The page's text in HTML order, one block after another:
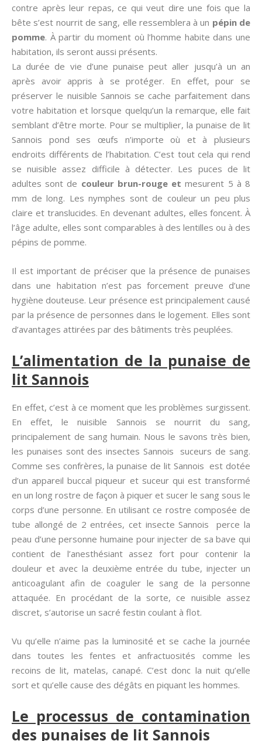
contre après leur repas, ce qui veut dire une fois que la
bête s’est nourrit de sang, elle ressemblera à un pépin de
pomme. À partir du moment où l’homme habite dans une
habitation, ils seront aussi présents.
La durée de vie d’une punaise peut aller jusqu’à un an
après avoir appris à se protéger. En effet, pour se
préserver le nuisible Sannois se cache parfaitement dans
votre habitation et lorsque quelqu’un la remarque, elle fait
semblant d’être morte. Pour se multiplier, la punaise de lit
Sannois pond ses œufs n’importe où et à plusieurs
endroits différents de l’habitation. C’est tout cela qui rend
se nuisible assez difficile à détecter. Les puces de lit
adultes sont de couleur brun-rouge etmesurent 5 à 8
mm de long. Les nymphes sont de couleur un peu plus
claire et translucides. En devenant adultes, elles foncent. À
l’âge adulte, elles sont comparables à des lentilles ou à des
pépins de pomme.
Il est important de préciser que la présence de punaises
dans une habitation n’est pas forcement preuve d’une
hygiène douteuse. Leur présence est principalement causé
par la présence de personnes dans le logement. Elles sont
d’avantages attirées par des bâtiments très peuplées.
L’alimentation de la punaise de
lit Sannois
En effet, c’est à ce moment que les problèmes surgissent.
En effet, le nuisible Sannois se nourrit du sang,
principalement de sang humain. Nous le savons très bien,
les punaises sont des insectes Sannois suceurs de sang.
Comme ses confrères, la punaise de lit Sannois est dotée
d’un appareil buccal piqueur et suceur qui est transformé
en un long rostre de façon à piquer et sucer le sang sous le
corps d’une personne. En utilisant ce rostre composée de
tube allongé de 2 entrées, cet insecte Sannois perce la
peau d’une personne humaine pour injecter de sa bave qui
contient de l’anesthésiant assez fort pour contenir la
douleur et avec la deuxième entrée du tube, injecter un
anticoagulant afin de coaguler le sang de la personne
attaquée. En procédant de la sorte, ce nuisible assez
discret, s’autorise un sacré festin coulant à flot.
Vu qu’elle n’aime pas la luminosité et se cache la journée
dans toutes les fentes et anfractuosités comme les
recoins de lit, matelas, canapé. C’est donc la nuit qu’elle
sort et qu’elle cause des dégâts en piquant les hommes.
Le processus de contamination
des punaises de lit Sannois